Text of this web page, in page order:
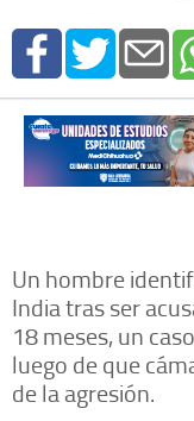
Un hombre
India tras ser
18 meses, un
luego de que
de la agresión.